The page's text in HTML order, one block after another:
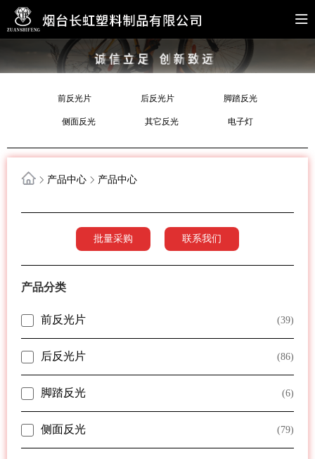
前反光片 后反光片 脚踏反光
侧面反光 其它反光 电子灯
产品中心 产品中心
批量采购 联系我们
产品分类
前反光片 (39)
后反光片 (86)
脚踏反光 (6)
侧面反光 (79)